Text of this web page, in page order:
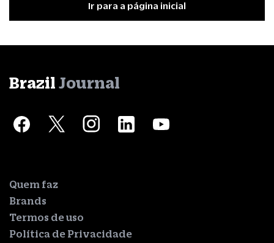
Ir para a página inicial
Brazil Journal
Quem faz
Brands
Termos de uso
Política de Privacidade